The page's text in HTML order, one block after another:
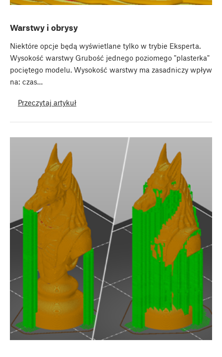
Warstwy i obrysy
Niektóre opcje będą wyświetlane tylko w trybie Eksperta.
Wysokość warstwy Grubość jednego poziomego "plasterka"
pociętego modelu. Wysokość warstwy ma zasadniczy wpływ
na: czas…
Przeczytaj artykuł